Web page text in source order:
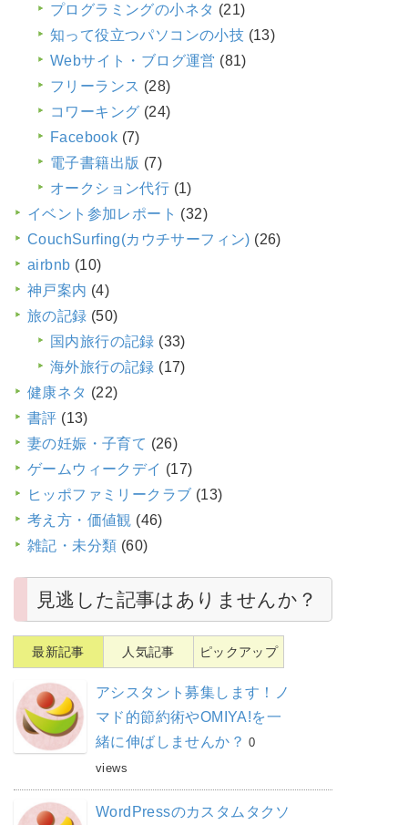
プログラミングの小ネタ (21)
知って役立つパソコンの小技 (13)
Webサイト・ブログ運営 (81)
フリーランス (28)
コワーキング (24)
Facebook (7)
電子書籍出版 (7)
オークション代行 (1)
イベント参加レポート (32)
CouchSurfing(カウチサーフィン) (26)
airbnb (10)
神戸案内 (4)
旅の記録 (50)
国内旅行の記録 (33)
海外旅行の記録 (17)
健康ネタ (22)
書評 (13)
妻の妊娠・子育て (26)
ゲームウィークデイ (17)
ヒッポファミリークラブ (13)
考え方・価値観 (46)
雑記・未分類 (60)
見逃した記事はありませんか？
最新記事 人気記事 ピックアップ
アシスタント募集します！ノ
マド的節約術やOMIYA!を一
緒に伸ばしませんか？ 0
views
WordPressのカスタムタクソ